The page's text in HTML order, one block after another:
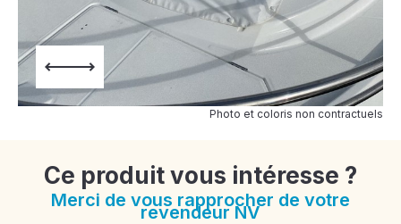
Photo et coloris non contractuels
Ce produit vous intéresse ?
Merci de vous rapprocher de votre
revendeur NV